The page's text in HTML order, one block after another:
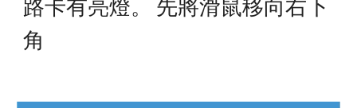
路卡有亮燈。 先將滑鼠移向右下
角